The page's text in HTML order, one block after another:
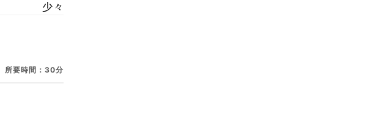
少々
所要時間：30分